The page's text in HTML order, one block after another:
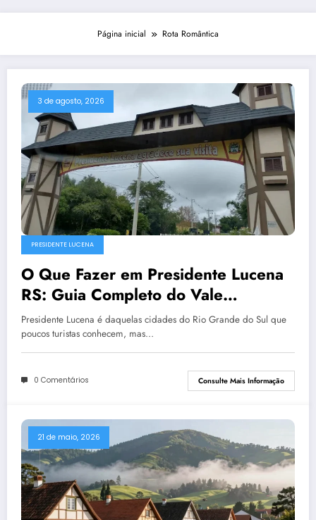
Página inicial Rota Romântica
3 de agosto, 2026
PRESIDENTE LUCENA
O Que Fazer em Presidente Lucena
RS: Guia Completo do Vale
Germânico
Presidente Lucena é daquelas cidades do Rio Grande do Sul que
poucos turistas conhecem, mas…
0 Comentários Consulte Mais Informação
21 de maio, 2026